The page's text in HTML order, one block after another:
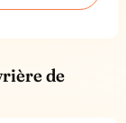
de